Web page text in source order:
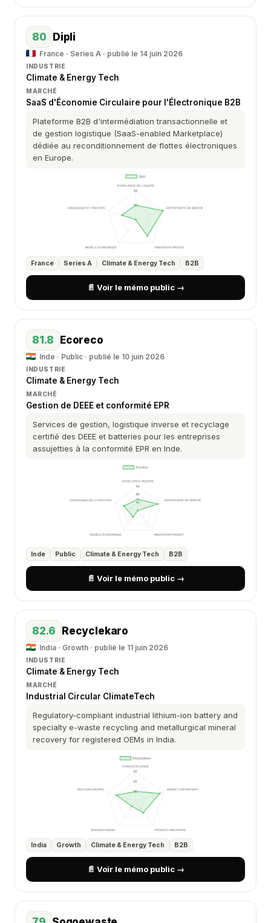
80 Dipli
France · Series A · publié le 14 juin 2026
INDUSTRIE
Climate & Energy Tech
MARCHÉ
SaaS d'Économie Circulaire pour l'Électronique B2B
Plateforme B2B d'intermédiation transactionnelle et
de gestion logistique (SaaS-enabled Marketplace)
dédiée au reconditionnement de flottes électroniques
en Europe.
France Series A Climate & Energy Tech B2B
📄 Voir le mémo public →
81.8 Ecoreco
Inde · Public · publié le 10 juin 2026
INDUSTRIE
Climate & Energy Tech
MARCHÉ
Gestion de DEEE et conformité EPR
Services de gestion, logistique inverse et recyclage
certifié des DEEE et batteries pour les entreprises
assujetties à la conformité EPR en Inde.
Inde Public Climate & Energy Tech B2B
📄 Voir le mémo public →
82.6 Recyclekaro
India · Growth · publié le 11 juin 2026
INDUSTRIE
Climate & Energy Tech
MARCHÉ
Industrial Circular ClimateTech
Regulatory-compliant industrial lithium-ion battery and
specialty e-waste recycling and metallurgical mineral
recovery for registered OEMs in India.
India Growth Climate & Energy Tech B2B
📄 Voir le mémo public →